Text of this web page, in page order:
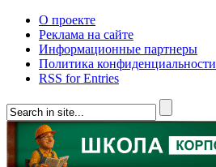
О проекте
Реклама на сайте
Информационные партнеры
Политика конфиденциальности
RSS for Entries